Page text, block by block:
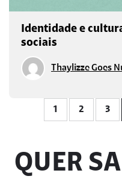
Identidade e
sociais
Thaylizze Goes
1 2 3
QUER